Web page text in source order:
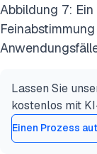
Abbildung 7:
Lassen Sie
kostenlos mit
Einen Prozess